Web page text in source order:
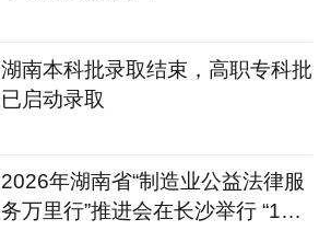
湖南本科批录取结束，高职专科批
已启动录取
2026年湖南省“制造业公益法律服
务万里行”推进会在长沙举行 “1+4